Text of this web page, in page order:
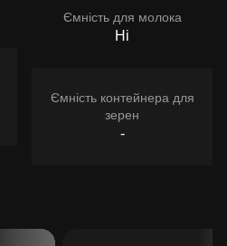
Ємність для молока
Ні
Ємність контейнера для
зерен
-